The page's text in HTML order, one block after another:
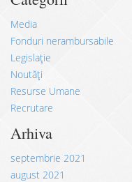
Media
Fonduri nerambursabile
Legislație
Noutăți
Resurse Umane
Recrutare
Arhiva
septembrie 2021
august 2021